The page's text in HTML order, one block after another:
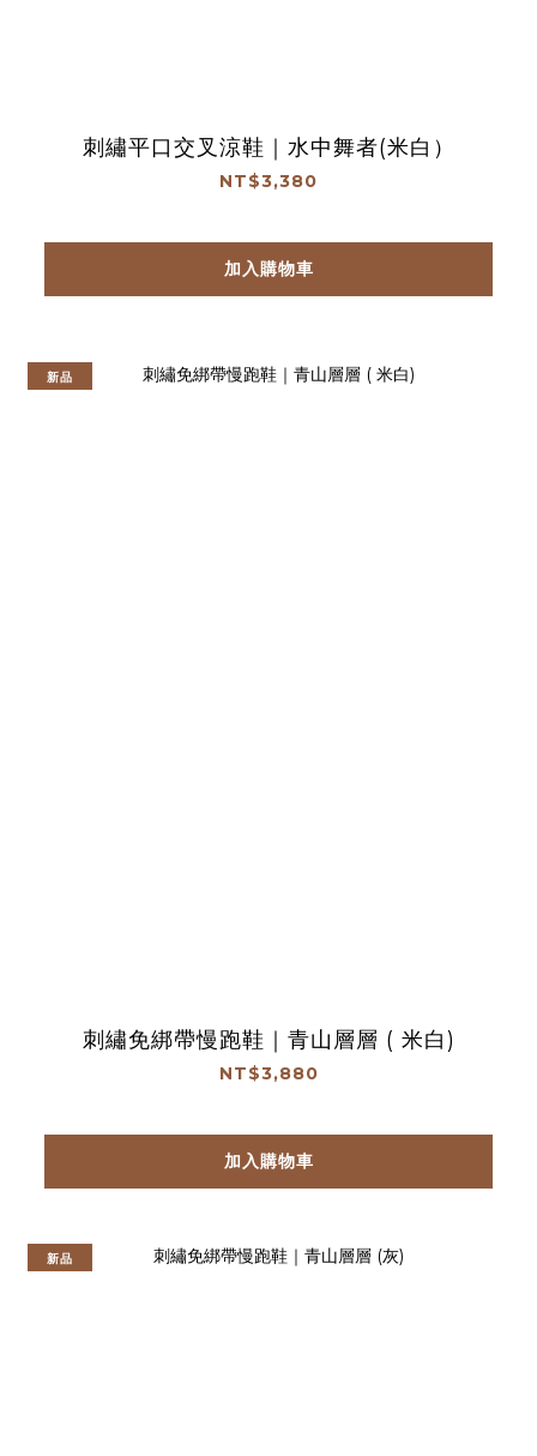
刺繡平口交叉涼鞋｜水中舞者(米白）
NT$3,380
加入購物車
新品
刺繡免綁帶慢跑鞋｜青山層層 ( 米白)
NT$3,880
加入購物車
新品